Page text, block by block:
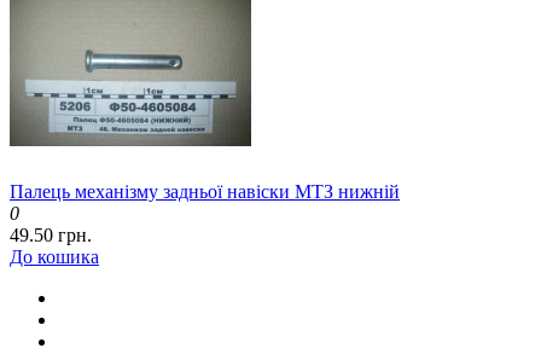
Палець механізму задньої навіски МТЗ нижній
0
49.50 грн.
До кошика